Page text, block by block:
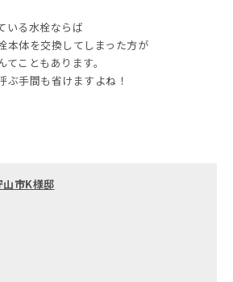
いる水栓ならば
本体を交換してしまった方が
こともあります。
ぶ手間も省けますよね！
市K様邸